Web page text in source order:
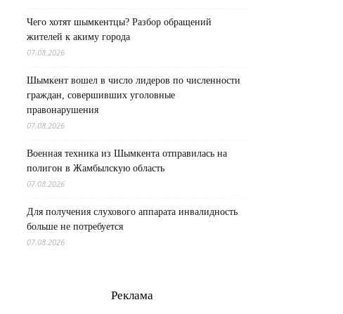
Чего хотят шымкентцы? Разбор обращений
жителей к акиму города
07.08.2026
Шымкент вошел в число лидеров по численности
граждан, совершивших уголовные
правонарушения
07.08.2026
Военная техника из Шымкента отправилась на
полигон в Жамбылскую область
07.08.2026
Для получения слухового аппарата инвалидность
больше не потребуется
07.08.2026
Реклама